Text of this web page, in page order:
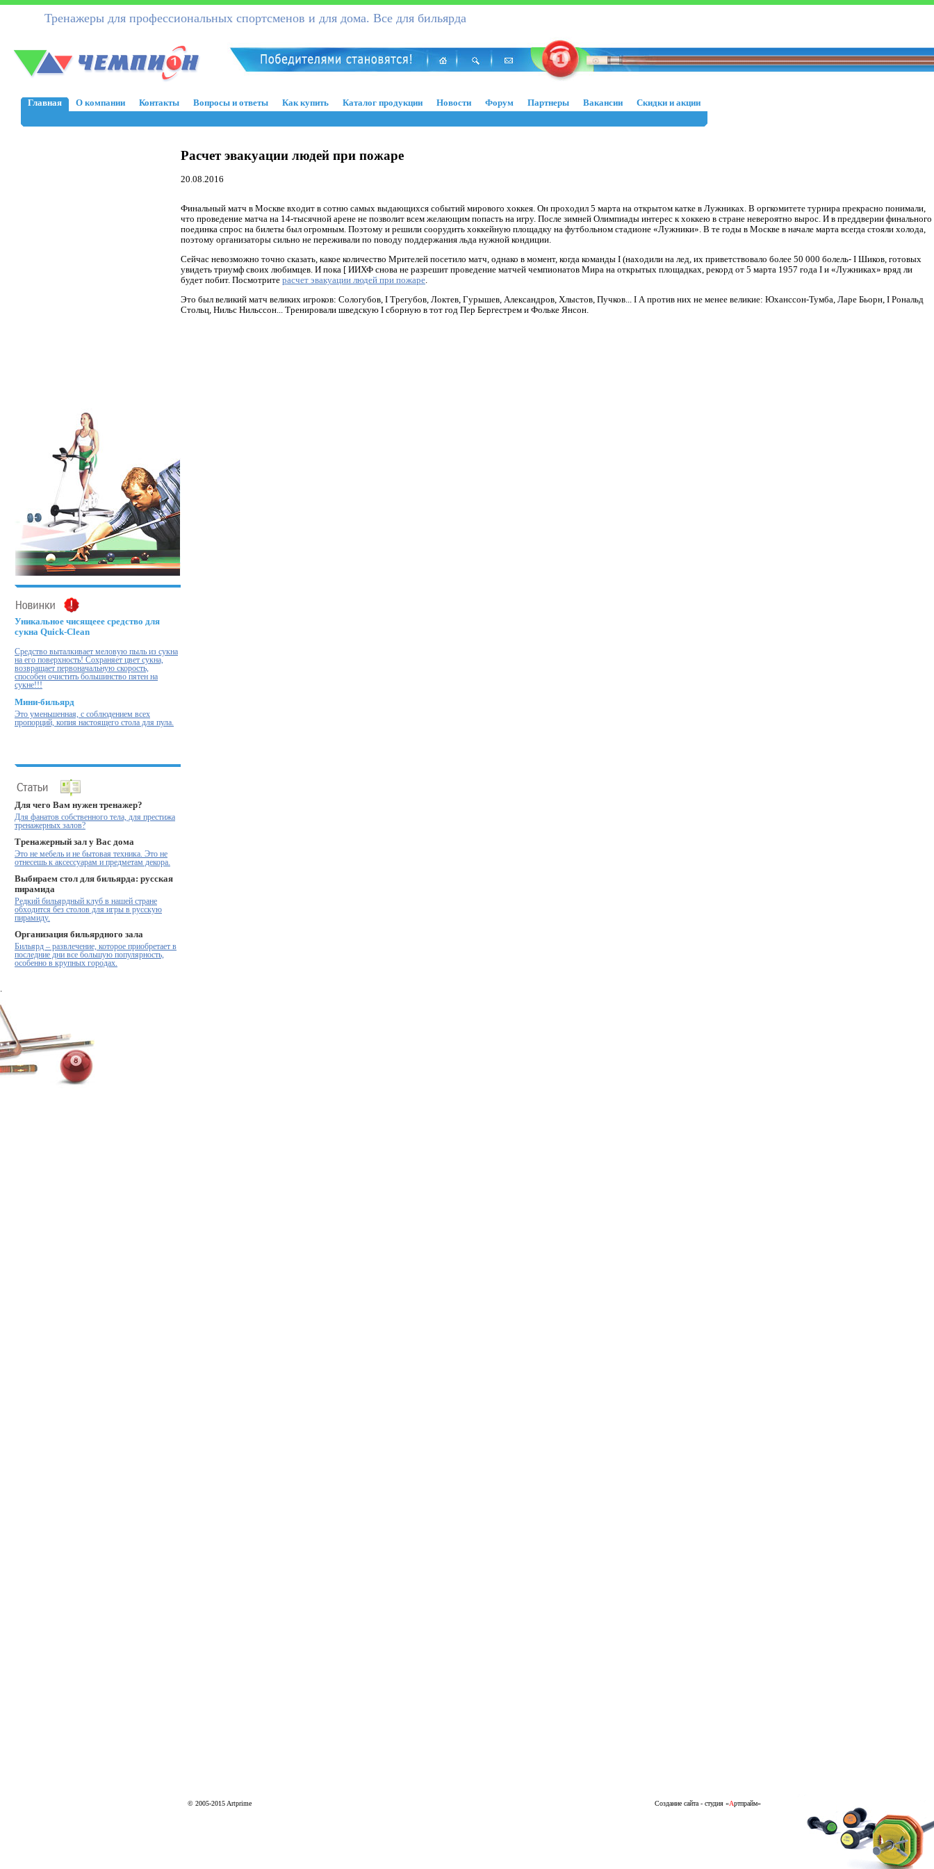
Тренажеры для профессиональных спортсменов и для дома. Все для бильярда
Главная О компании Контакты Вопросы и ответы Как купить Каталог продукции Новости Форум Партнеры Вакансии Скидки и акции
Расчет эвакуации людей при пожаре
20.08.2016
Финальный матч в Москве входит в сотню самых выдающихся событий мирового хоккея. Он проходил 5 марта на открытом катке в Лужниках. В оргкомитете турнира прекрасно понимали,
что проведение матча на 14-тысячной арене не позволит всем желающим попасть на игру. После зимней Олимпиады интерес к хоккею в стране невероятно вырос. И в преддверии финального
поединка спрос на билеты был огромным. Поэтому и решили соорудить хоккейную площадку на футбольном стадионе «Лужники». В те годы в Москве в начале марта всегда стояли холода,
поэтому организаторы сильно не переживали по поводу поддержания льда нужной кондиции.
Сейчас невозможно точно сказать, какое количество Мрителей посетило матч, однако в момент, когда команды I (находили на лед, их приветствовало более 50 000 болель- I Шиков, готовых
увидеть триумф своих любимцев. И пока [ ИИХФ снова не разрешит проведение матчей чемпионатов Мира на открытых площадках, рекорд от 5 марта 1957 года I и «Лужниках» вряд ли
будет побит. Посмотрите расчет эвакуации людей при пожаре.
Это был великий матч великих игроков: Сологубов, I Трегубов, Локтев, Гурышев, Александров, Хлыстов, Пучков... I А против них не менее великие: Юханссон-Тумба, Ларе Бьорн, I Рональд
Стольц, Нильс Нильссон... Тренировали шведскую I сборную в тот год Пер Бергестрем и Фольке Янсон.
Уникальное чисящеее средство для
сукна Quick-Clean
Cредство выталкивает меловую пыль из сукна
на его поверхность! Cохраняет цвет сукна,
возвращает первоначальную скорость,
способен очистить большинство пятен на
сукне!!!
Мини-бильярд
Это уменьшенная, с соблюдением всех
пропорций, копия настоящего стола для пула.
Для чего Вам нужен тренажер?
Для фанатов собственного тела, для престижа
тренажерных залов?
Тренажерный зал у Вас дома
Это не мебель и не бытовая техника. Это не
отнесешь к аксессуарам и предметам декора.
Выбираем стол для бильярда: русская
пирамида
Редкий бильярдный клуб в нашей стране
обходится без столов для игры в русскую
пирамиду.
Организация бильярдного зала
Бильярд – развлечение, которое приобретает в
последние дни все большую популярность,
особенно в крупных городах.
.
© 2005-2015 Artprime Создание сайта - студия «Артпрайм»